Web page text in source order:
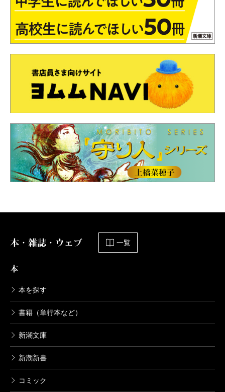
本・雑誌・ウェブ 一覧
本
本を探す
書籍（単行本など）
新潮文庫
新潮新書
コミック